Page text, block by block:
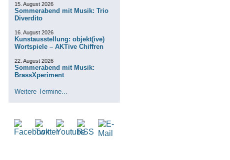
15. August 2026
Sommerabend mit Musik: Trio
Diverdito
16. August 2026
Kunstausstellung: objekt(ive)
Wortspiele – AKTive Chiffren
22. August 2026
Sommerabend mit Musik:
BrassXperiment
Weitere Termine...